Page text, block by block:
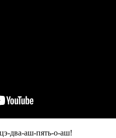
два-аш-пять-о-аш!